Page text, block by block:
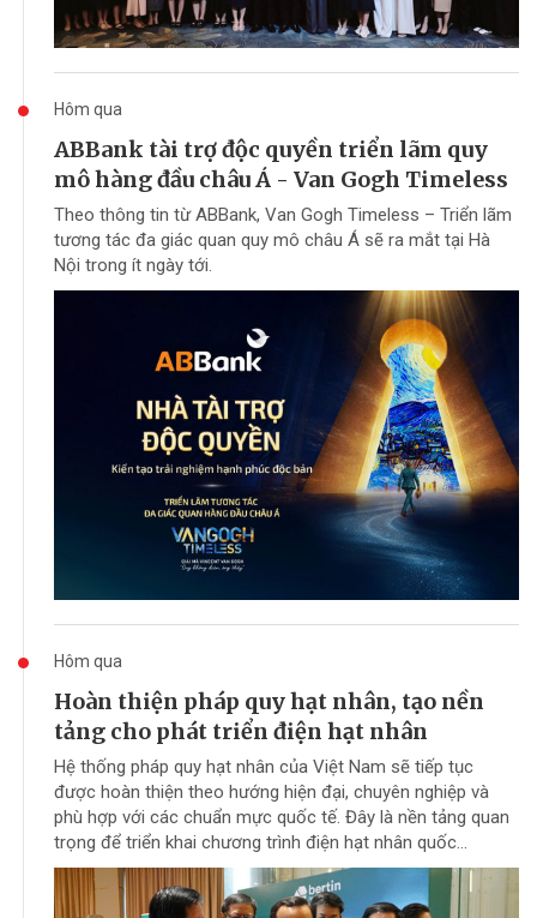
Hôm qua
ABBank tài trợ độc quyền triển lãm quy
mô hàng đầu châu Á - Van Gogh Timeless
Theo thông tin từ ABBank, Van Gogh Timeless – Triển lãm
tương tác đa giác quan quy mô châu Á sẽ ra mắt tại Hà
Nội trong ít ngày tới.
Hôm qua
Hoàn thiện pháp quy hạt nhân, tạo nền
tảng cho phát triển điện hạt nhân
Hệ thống pháp quy hạt nhân của Việt Nam sẽ tiếp tục
được hoàn thiện theo hướng hiện đại, chuyên nghiệp và
phù hợp với các chuẩn mực quốc tế. Đây là nền tảng quan
trọng để triển khai chương trình điện hạt nhân quốc...